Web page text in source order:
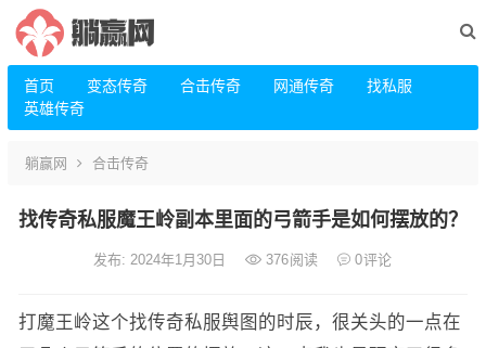
首页 变态传奇 合击传奇 网通传奇
找私服
英雄传奇
躺赢网 合击传奇
找传奇私服魔王岭副本里面的弓箭手是如何摆放的？
发布: 2024年1月30日 376阅读 0评论
打魔王岭这个找传奇私服舆图的时辰，很关头的一点在